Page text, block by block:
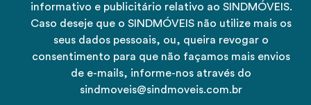
informativo e publicitário relativo ao SINDMÓVEIS.
Caso deseje que o SINDMÓVEIS não utilize mais os
seus dados pessoais, ou, queira revogar o
consentimento para que não façamos mais envios
de e-mails, informe-nos através do
sindmoveis@sindmoveis.com.br